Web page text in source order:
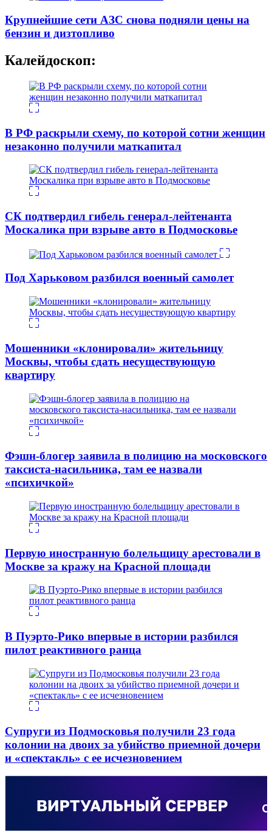
Крупнейшие сети АЗС снова подняли цены на
бензин и дизтопливо
Калейдоскоп:
В РФ раскрыли схему, по которой сотни женщин
незаконно получили маткапитал
СК подтвердил гибель генерал-лейтенанта
Москалика при взрыве авто в Подмосковье
Под Харьковом разбился военный самолет
Мошенники «клонировали» жительницу
Москвы, чтобы сдать несуществующую
квартиру
Фэшн-блогер заявила в полицию на московского
таксиста-насильника, там ее назвали
«психичкой»
Первую иностранную болельщицу арестовали в
Москве за кражу на Красной площади
В Пуэрто-Рико впервые в истории разбился
пилот реактивного ранца
Супруги из Подмосковья получили 23 года
колонии на двоих за убийство приемной дочери
и «спектакль» с ее исчезновением